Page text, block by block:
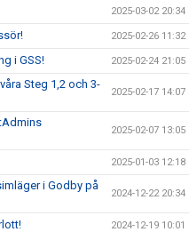
2025-03-02 20:34
2025-02-26 11:32
i GSS! 2025-02-24 21:05
Steg 1,2 och 3-
2025-02-17 14:07
2025-02-07 13:05
2025-01-03 12:18
i Godby på
2024-12-22 20:34
2024-12-19 10:01